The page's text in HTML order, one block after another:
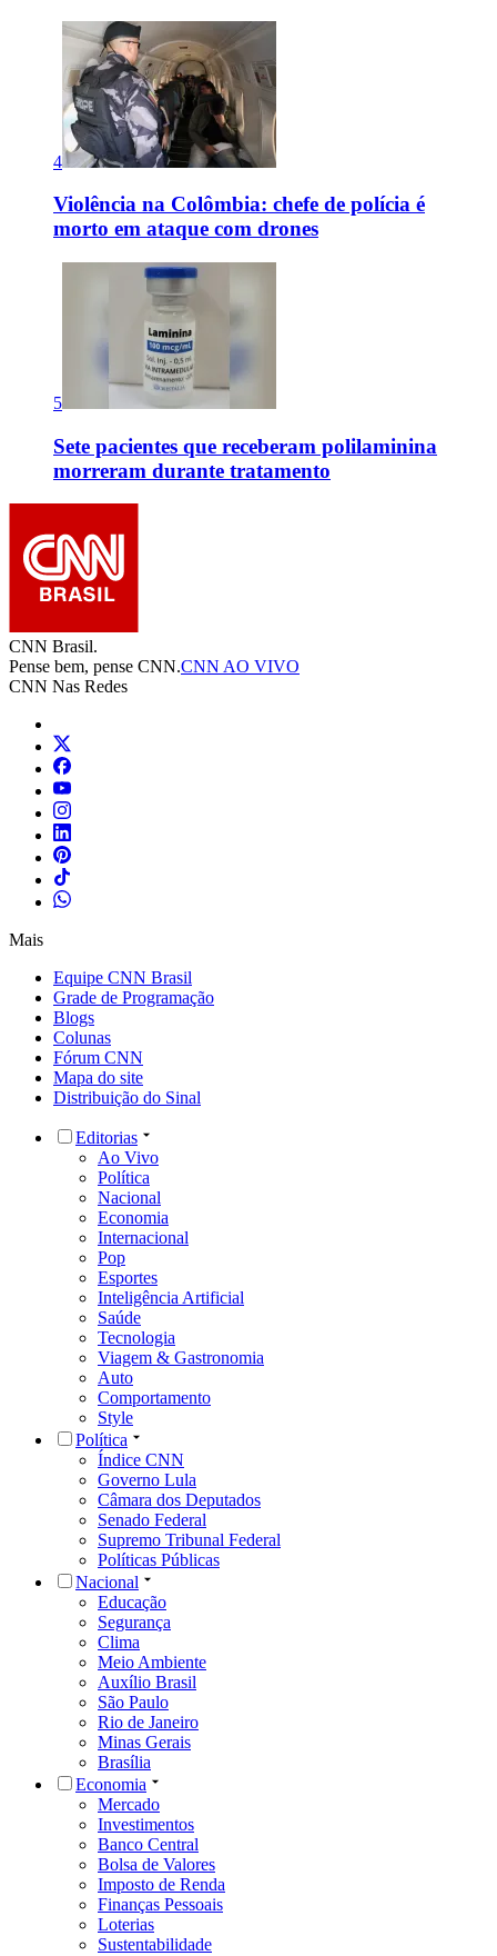
4
Violência na Colômbia: chefe de polícia é
morto em ataque com drones
5
Sete pacientes que receberam polilaminina
morreram durante tratamento
CNN Brasil.
Pense bem, pense CNN.CNN AO VIVO
CNN Nas Redes
Mais
Equipe CNN Brasil
Grade de Programação
Blogs
Colunas
Fórum CNN
Mapa do site
Distribuição do Sinal
Editorias
Ao Vivo
Política
Nacional
Economia
Internacional
Pop
Esportes
Inteligência Artificial
Saúde
Tecnologia
Viagem & Gastronomia
Auto
Comportamento
Style
Política
Índice CNN
Governo Lula
Câmara dos Deputados
Senado Federal
Supremo Tribunal Federal
Políticas Públicas
Nacional
Educação
Segurança
Clima
Meio Ambiente
Auxílio Brasil
São Paulo
Rio de Janeiro
Minas Gerais
Brasília
Economia
Mercado
Investimentos
Banco Central
Bolsa de Valores
Imposto de Renda
Finanças Pessoais
Loterias
Sustentabilidade